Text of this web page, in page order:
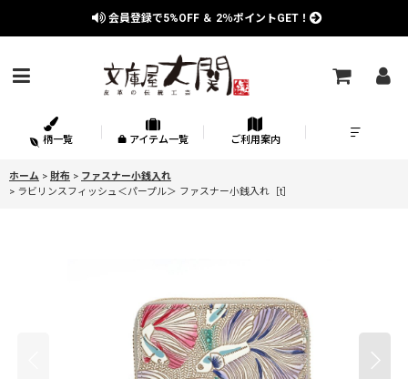
会員登録で5%OFF ＆ 2％ポイントGET！
柄一覧 アイテム一覧 ご利用案内
ホーム > 財布 > ファスナー小銭入れ
> ラビリンスフィッシュ＜パープル＞ ファスナー小銭入れ［t］